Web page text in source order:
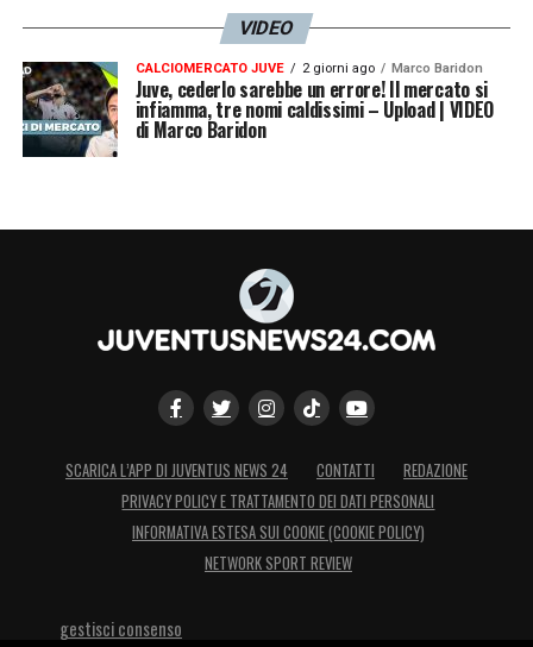
VIDEO
CALCIOMERCATO JUVE 2 giorni ago Marco Baridon
Juve, cederlo sarebbe un errore! Il mercato si
infiamma, tre nomi caldissimi – Upload | VIDEO
di Marco Baridon
SCARICA L’APP DI JUVENTUS NEWS 24 CONTATTI
REDAZIONE
PRIVACY POLICY E TRATTAMENTO DEI DATI PERSONALI
INFORMATIVA ESTESA SUI COOKIE (COOKIE POLICY)
NETWORK SPORT REVIEW
gestisci consenso